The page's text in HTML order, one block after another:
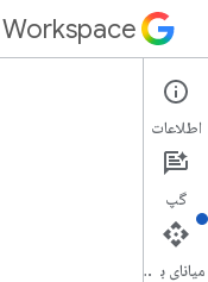
Workspace
Google Drive
نمای کلی
اطلاعات
گپ
میانای برنامه‌سازی کاربردی